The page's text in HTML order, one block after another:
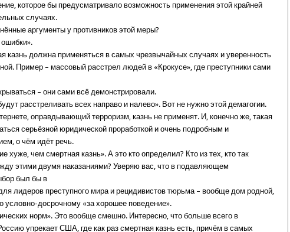
которое бы предусматривало возможность применения этой крайней
случаях.
аргументы у противников этой меры?
казнь должна применяться в самых чрезвычайных случаях и уверенность
Пример – массовый расстрел людей в «Крокусе», где преступники сами
– они сами всё демонстрировали.
расстреливать всех направо и налево». Вот не нужно этой демагогии.
оправдывающий терроризм, казнь не применят. И, конечно же, такая
серьёзной юридической проработкой и очень подробным и
о чём идёт речь.
хуже, чем смертная казнь». А это кто определил? Кто из тех, кто так
этими двумя наказаниями? Уверяю вас, что в подавляющем
был бы в
лидеров преступного мира и рецидивистов тюрьма – вообще дом родной,
условно-досрочному «за хорошее поведение».
норм». Это вообще смешно. Интересно, что больше всего в
упрекает США, где как раз смертная казнь есть, причём в самых